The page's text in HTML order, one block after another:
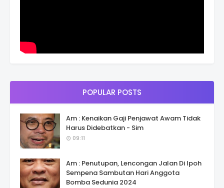
POPULAR POSTS
Am : Kenaikan Gaji Penjawat Awam Tidak
Harus Didebatkan - Sim
09:11
Am : Penutupan, Lencongan Jalan Di Ipoh
Sempena Sambutan Hari Anggota
Bomba Sedunia 2024